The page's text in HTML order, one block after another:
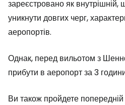
зареєстровано як
уникнути довгих черг,
аеропортів.
Однак, перед вильотом з
прибути в аеропорт за 3
Ви також пройдете попередній